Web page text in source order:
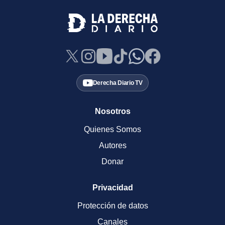
Derecha Diario TV
Nosotros
Quienes Somos
Autores
Donar
Privacidad
Protección de datos
Canales